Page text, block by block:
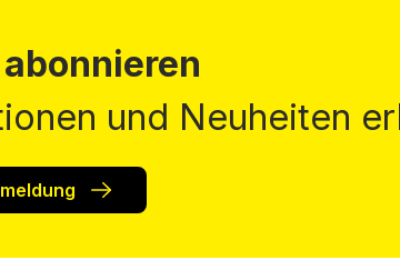
und Neuheiten